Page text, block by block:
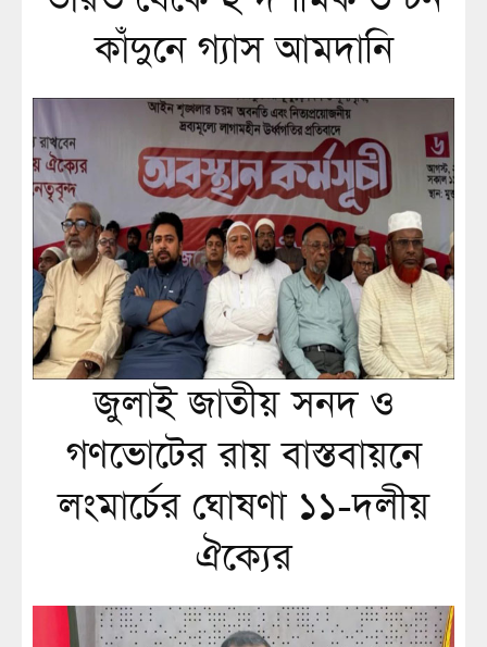
কাঁদুনে গ্যাস আমদানি
জুলাই জাতীয় সনদ ও
গণভোটের রায় বাস্তবায়নে
লংমার্চের ঘোষণা ১১-দলীয়
ঐক্যের